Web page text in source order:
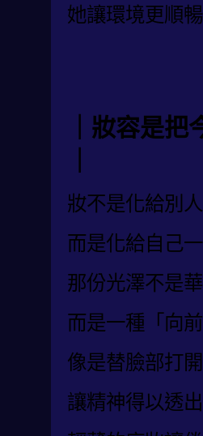
她讓環境更順
｜妝容是
妝不是化給別
而是化給自己
那份光澤不是
而是一種「向
像是替臉部打
讓精神得以透